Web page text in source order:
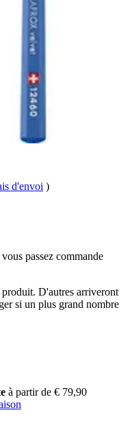
d'envoi )
vous passez commande
D'autres arriveront
si un plus grand nombre
à partir de € 79,90